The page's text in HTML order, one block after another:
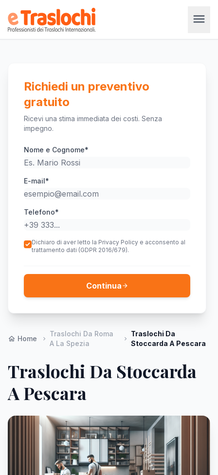
menu
Richiedi un preventivo
gratuito
Ricevi una stima immediata dei costi. Senza
impegno.
Nome e Cognome*
E-mail*
Telefono*
Dichiaro di aver letto la Privacy Policy e acconsento al
trattamento dati (GDPR 2016/679).
Continua arrow_forward
home Home chevron_right
Traslochi Da Roma
A La Spezia
chevron_right
Traslochi Da
Stoccarda A Pescara
Traslochi Da Stoccarda
A Pescara